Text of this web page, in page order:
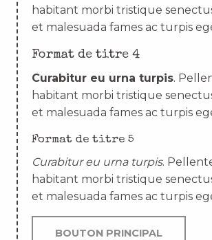
habitant morbi tristique
et malesuada fames ac turpis
Format de titre 4
Curabitur eu urna turpis.
habitant morbi tristique
et malesuada fames ac turpis
Format de titre 5
Curabitur eu urna turpis.
habitant morbi tristique
et malesuada fames ac turpis
BOUTON PRINCIPAL